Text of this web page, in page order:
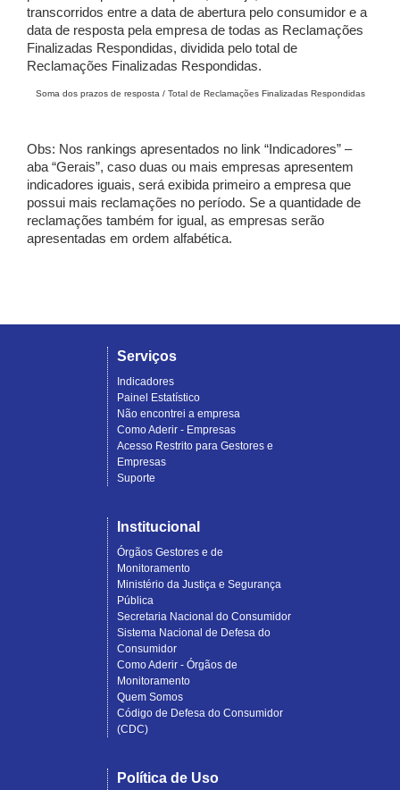
transcorridos entre a data de abertura pelo consumidor e a
data de resposta pela empresa de todas as Reclamações
Finalizadas Respondidas, dividida pelo total de
Reclamações Finalizadas Respondidas.
Soma dos prazos de resposta / Total de Reclamações Finalizadas Respondidas
Obs: Nos rankings apresentados no link “Indicadores” –
aba “Gerais”, caso duas ou mais empresas apresentem
indicadores iguais, será exibida primeiro a empresa que
possui mais reclamações no período. Se a quantidade de
reclamações também for igual, as empresas serão
apresentadas em ordem alfabética.
Serviços
Indicadores
Painel Estatístico
Não encontrei a empresa
Como Aderir - Empresas
Acesso Restrito para Gestores e
Empresas
Suporte
Institucional
Órgãos Gestores e de
Monitoramento
Ministério da Justiça e Segurança
Pública
Secretaria Nacional do Consumidor
Sistema Nacional de Defesa do
Consumidor
Como Aderir - Órgãos de
Monitoramento
Quem Somos
Código de Defesa do Consumidor
(CDC)
Política de Uso